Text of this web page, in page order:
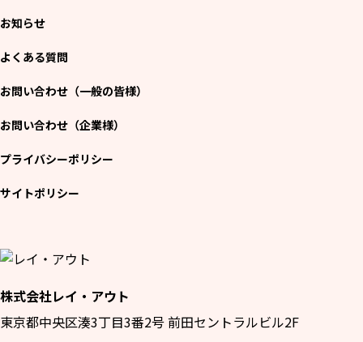
株式会社レイ・アウト
東京都中央区湊3丁目3番2号 前田セントラルビル2F
お知らせ
よくある質問
お問い合わせ（一般の皆様）
お問い合わせ（企業様）
プライバシーポリシー
サイトポリシー